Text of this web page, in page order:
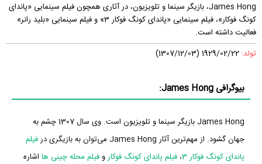
James Hong، بازیگر سینما و تلویزیون، در آثاری همچون فیلم سینمایی «پاندای
کونگ فوکار»، فیلم سینمایی «پاندای کونگ فوکار 3» و فیلم سینمایی «بلید رانر»
فعالیت داشته است.
تولد:
بیوگرافی James Hong:
James Hong بازیگر سینما و تلویزیون است. وی سال 1307 چشم به
جهان گشود. از مهم‌ترین آثار James Hong می‌توان به بازیگری در
فیلم
پاندای کونگ فوکار 3
، فیلم پاندای کونگ فوکاروفیلم محله چینی ها اشاره